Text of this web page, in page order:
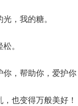
，我的糖。
。
，帮助你，爱护
也变得万般美好！